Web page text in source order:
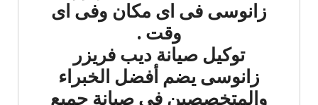
زانوسى فى اى مكان وفى اى
وقت .
توكيل صيانة ديب فريزر
زانوسى يضم أفضل الخبراء
والمتخصصين في صيانة جميع